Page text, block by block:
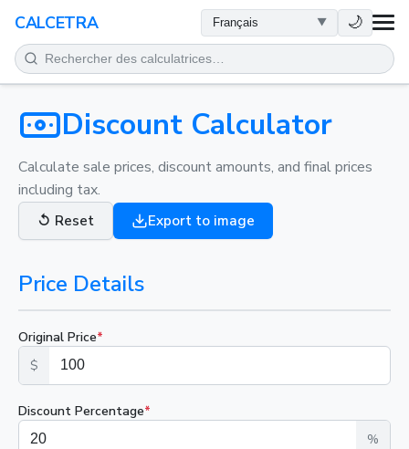
CALCETRA 🌙
MATHÉMATIQUES
CONVERSIONS
SCIENCE
QUOTIDIEN
Discount Calculator
Calculate sale prices, discount amounts, and final prices
including tax.
↺ Reset Export to image
Price Details
Original Price*
$
Discount Percentage*
%